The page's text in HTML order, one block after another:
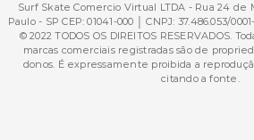
Surf Skate Comercio Virtual LTDA - Rua 24 de
Paulo - SP CEP: 01041-000 │ CNPJ: 37.486.053/
© 2022 TODOS OS DIREITOS RESERVADOS.
marcas comerciais registradas são de
donos. É expressamente proibida a
citando a fonte.